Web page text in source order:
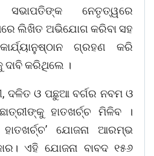
ନେତୃତ୍ୱରେ
ଲିଖିତ ଅଭିଯୋଗ କରିବା ସହ
ଗ୍ରହଣ କରି
କରିଥିଲେ ।
ଦଳିତ ଓ ପଛୁଆ ବର୍ଗର ନବମ ଓ
ହାତଖର୍ଚ୍ଚ ମିଳିବ ।
ଯୋଜନା ଆରମ୍ଭ
ଏହି ଯୋଜନା ବାବଦ ୧୫୬